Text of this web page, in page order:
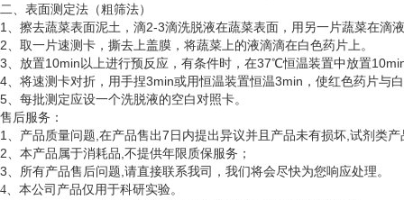
二、表面测定法（粗筛法）
1、擦去蔬菜表面泥土，滴2-3滴洗脱液在蔬菜表面，用另一片蔬菜在滴
2、取一片速测卡，撕去上盖膜，将蔬菜上的液滴滴在白色药片上。
3、放置10min以上进行预反应，有条件时，在37℃恒温装置中放置
4、将速测卡对折，用手捏3min或用恒温装置恒温3min，使红色药片与
5、每批测定应设一个洗脱液的空白对照卡。
售后服务：
1、产品质量问题,在产品售出7日内提出异议并且产品未有损坏,试剂类
2、本产品属于消耗品,不提供年限质保服务；
3、所有产品售后问题,请直接联系我司，我们将会尽快为您响应处理。
4 本公司产品仅用于科研实验。